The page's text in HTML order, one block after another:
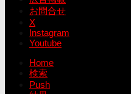
お問合せ
X
Instagram
Youtube
Home
検索
Push